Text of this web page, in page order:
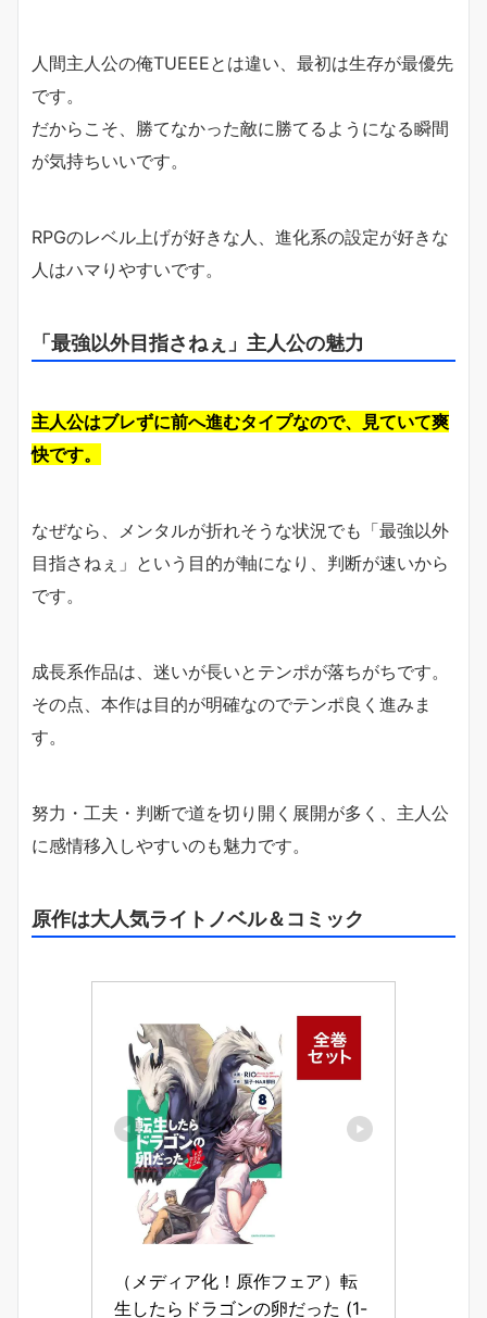
人間主人公の俺TUEEEとは違い、最初は生存が最優先
です。
だからこそ、勝てなかった敵に勝てるようになる瞬間
が気持ちいいです。
RPGのレベル上げが好きな人、進化系の設定が好きな
人はハマりやすいです。
「最強以外目指さねぇ」主人公の魅力
主人公はブレずに前へ進むタイプなので、見ていて爽
快です。
なぜなら、メンタルが折れそうな状況でも「最強以外
目指さねぇ」という目的が軸になり、判断が速いから
です。
成長系作品は、迷いが長いとテンポが落ちがちです。
その点、本作は目的が明確なのでテンポ良く進みま
す。
努力・工夫・判断で道を切り開く展開が多く、主人公
に感情移入しやすいのも魅力です。
原作は大人気ライトノベル＆コミック
（メディア化！原作フェア）転
生したらドラゴンの卵だった (1-